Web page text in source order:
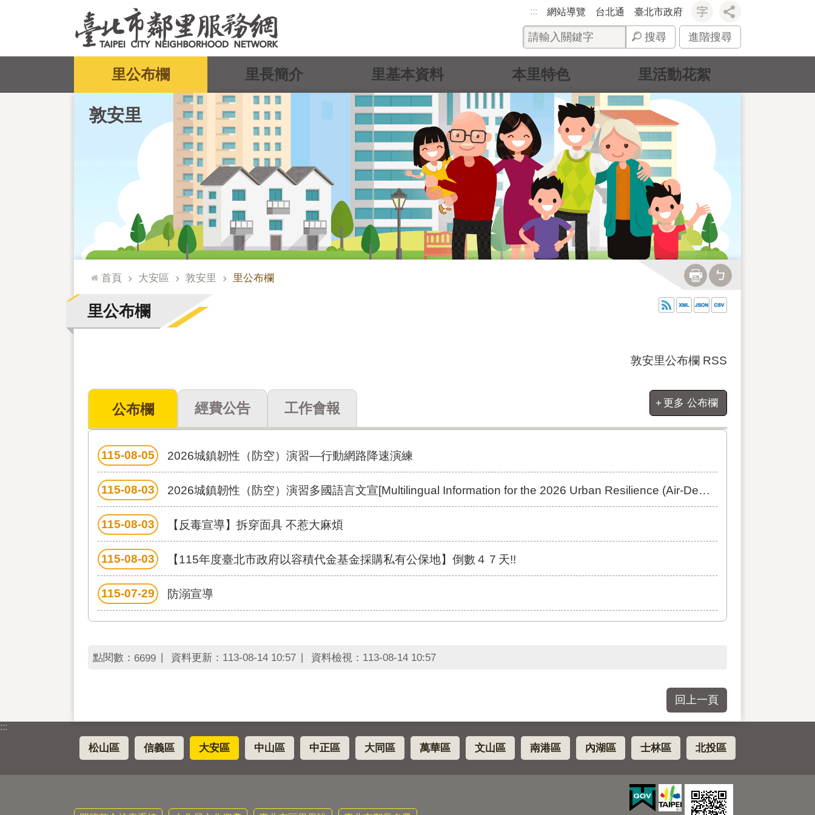
::: 網站導覽 台北通 臺北市政府
搜尋 進階搜尋
敦安里
里公布欄 里長簡介 里基本資料 本里特色 里活動花絮
::: 首頁 大安區 敦安里 里公布欄
里公布欄
敦安里公布欄 RSS
公布欄 經費公告 工作會報
115-08-05 2026城鎮韌性（防空）演習—行動網路降速演練
115-08-03 2026城鎮韌性（防空）演習多國語言文宣[Multilingual Information for the 2026 Urban Resilience (Air-Defense) Exercise]
115-08-03 【反毒宣導】拆穿面具 不惹大麻煩
115-08-03 【115年度臺北市政府以容積代金基金採購私有公保地】倒數４７天!!
115-07-29 防溺宣導
更多 公布欄
點閱數： 6699 資料更新： 113-08-14 10:57 資料檢視： 113-08-14 10:57
回上一頁
:::
松山區 信義區 大安區 中山區 中正區 大同區 萬華區 文山區 南港區 內湖區 士林區 北投區